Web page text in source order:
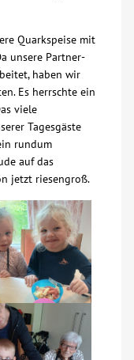
Quarkspeise mit
unsere Partner-
haben wir
Es herrschte ein
viele
Tagesgäste
rundum
auf das
jetzt riesengroß.